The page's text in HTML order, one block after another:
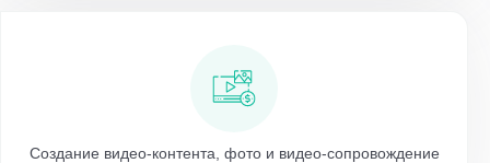
Создание видео-контента, фото и видео-сопровождение